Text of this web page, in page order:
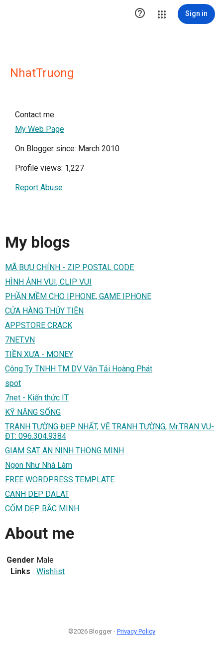
 Sign in
NhatTruong
Contact me
My Web Page
On Blogger since: March 2010
Profile views: 1,227
Report Abuse
My blogs
MÃ BƯU CHÍNH - ZIP POSTAL CODE
HÌNH ẢNH VUI, CLIP VUI
PHẦN MỀM CHO IPHONE, GAME IPHONE
CỬA HÀNG THỦY TIÊN
APPSTORE CRACK
7NET.VN
TIỀN XƯA - MONEY
Công Ty TNHH TM DV Vận Tải Hoàng Phát
spot
7net - Kiến thức IT
KỸ NĂNG SỐNG
TRANH TƯỜNG ĐẸP NHẤT, VẼ TRANH TƯỜNG, Mr.TRAN VU-
ĐT: 096.304.9384
GIAM SAT AN NINH THONG MINH
Ngon Như Nhà Làm
FREE WORDPRESS TEMPLATE
CANH DEP DALAT
CỐM DẸP BẮC MINH
About me
Gender Male
Links
Wishlist
©2026 Blogger - Privacy Policy